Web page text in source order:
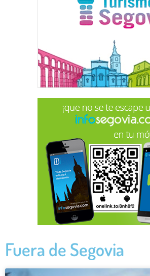
Fuera de Segovia